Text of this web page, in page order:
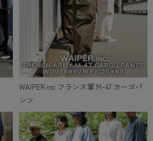
WAIPER.inc フランス軍 M-47 カーゴパ
ンツ